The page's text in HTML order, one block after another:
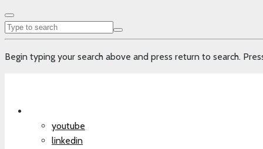
Begin typing your search above and press return to search.
youtube
linkedin